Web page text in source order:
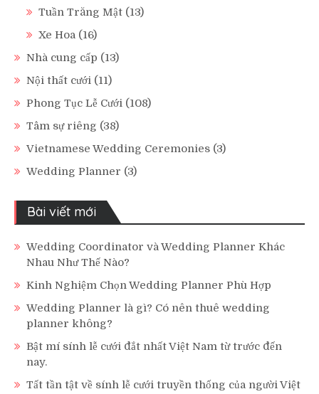
Tuần Trăng Mật (13)
Xe Hoa (16)
Nhà cung cấp (13)
Nội thất cưới (11)
Phong Tục Lễ Cưới (108)
Tâm sự riêng (38)
Vietnamese Wedding Ceremonies (3)
Wedding Planner (3)
Bài viết mới
Wedding Coordinator và Wedding Planner Khác
Nhau Như Thế Nào?
Kinh Nghiệm Chọn Wedding Planner Phù Hợp
Wedding Planner là gì? Có nên thuê wedding
planner không?
Bật mí sính lễ cưới đắt nhất Việt Nam từ trước đến
nay.
Tất tần tật về sính lễ cưới truyền thống của người Việt